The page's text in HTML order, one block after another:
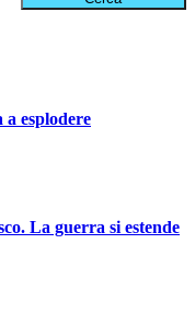
a esplodere
La guerra si estende